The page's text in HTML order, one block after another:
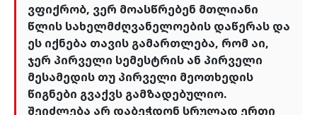
ვფიქრობ, ვერ მოასწრებენ მთლიანი
წლის სახელმძღვანელოების დაწერას და
ეს იქნება თავის გამართლება, რომ აი,
ჯერ პირველი სემესტრის ან პირველი
მესამედის თუ პირველი მეოთხედის
წიგნები გვაქვს გამზადებულიო.
შეიძლება არ დაბეჭდონ სრულად ერთი